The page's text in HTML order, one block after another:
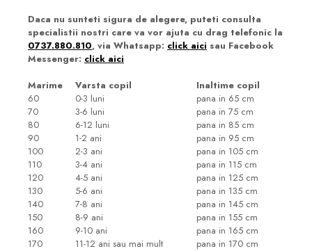
Daca nu sunteti sigura de alegere, puteti consulta
specialistii nostri care va vor ajuta cu drag telefonic la
0737.880.810, via Whatsapp: click aici sau Facebook
Messenger: click aici
Marime
Varsta copil
Inaltime copil
60
0-3 luni
pana in 65 cm
70
3-6 luni
pana in 75 cm
80
6-12 luni
pana in 85 cm
90
1-2 ani
pana in 95 cm
100
2-3 ani
pana in 105 cm
110
3-4 ani
pana in 115 cm
120
4-5 ani
pana in 125 cm
130
5-6 ani
pana in 135 cm
140
7-8 ani
pana in 145 cm
150
8-9 ani
pana in 155 cm
160
9-10 ani
pana in 165 cm
170
11-12 ani sau mai mult pana in 170 cm